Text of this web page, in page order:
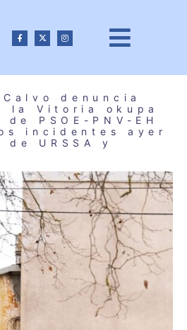
denuncia
la Vitoria okupa
PSOE-PNV-EH
incidentes ayer
URSSA y